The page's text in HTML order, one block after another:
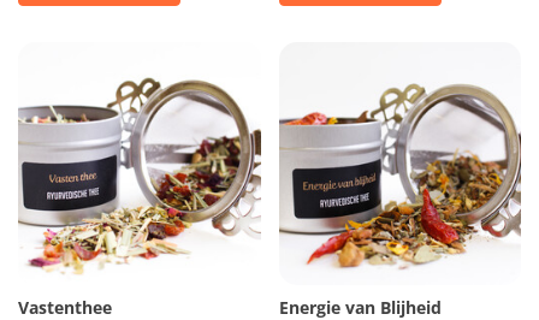
Vastenthee Energie van Blijheid